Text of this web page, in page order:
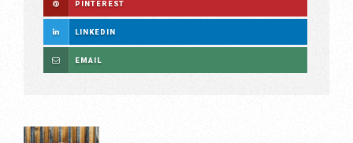
PINTEREST
LINKEDIN
EMAIL